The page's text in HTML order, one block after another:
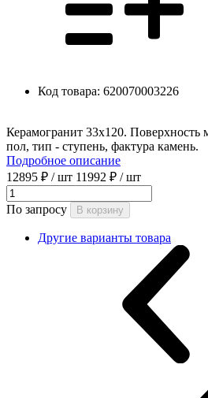
Код товара: 620070003226
Керамогранит 33x120. Поверхность
пол, тип - ступень, фактура камень.
Подробное описание
12895 ₽ / шт 11992 ₽ / шт
По запросу В корзину
Другие варианты товара